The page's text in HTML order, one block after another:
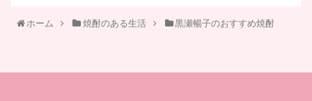
ホーム 焼酎のある生活 黒瀬暢子のおすすめ焼酎